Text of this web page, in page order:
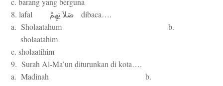
8. lafal
صَلاَ تِهِمْ
dibaca….
a. Sholaatahum b.
sholaatahim
c. sholaatihim
9. Surah Al-Ma’un diturunkan di kota….
a. Madinah b.